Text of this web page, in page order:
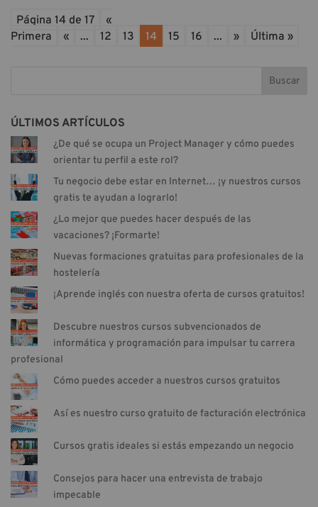
Página 14 de 17
«
Primera
« ... 12 13 14 15 16 ... » Última »
Buscar
ÚLTIMOS ARTÍCULOS
¿De qué se ocupa un Project Manager y cómo puedes
orientar tu perfil a este rol?
Tu negocio debe estar en Internet… ¡y nuestros cursos
gratis te ayudan a lograrlo!
¿Lo mejor que puedes hacer después de las
vacaciones? ¡Formarte!
Nuevas formaciones gratuitas para profesionales de la
hostelería
¡Aprende inglés con nuestra oferta de cursos gratuitos!
Descubre nuestros cursos subvencionados de
informática y programación para impulsar tu carrera
profesional
Cómo puedes acceder a nuestros cursos gratuitos
Así es nuestro curso gratuito de facturación electrónica
Cursos gratis ideales si estás empezando un negocio
Consejos para hacer una entrevista de trabajo
impecable